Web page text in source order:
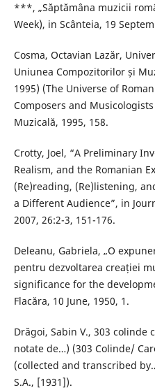
***, „Săptămâna muzicii
Week), in Scânteia, 19
Cosma, Octavian Lazăr,
Uniunea Compozitorilor și
1995) (The Universe of
Composers and
Muzicală, 1995, 158.
Crotty, Joel, “A Preliminary
Realism, and the Romanian
(Re)reading, (Re)listening,
a Different Audience”, in
2007, 26:2-3, 151-176.
Deleanu, Gabriela, „O
pentru dezvoltarea creației
significance for the
Flacăra, 10 June, 1950, 1.
Drăgoi, Sabin V., 303 colinde
notate de…) (303 Colinde/
(collected and transcribed
S.A., [1931]).